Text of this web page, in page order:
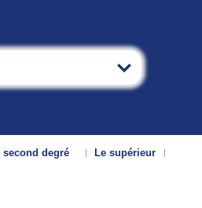
second degré Le supérieur